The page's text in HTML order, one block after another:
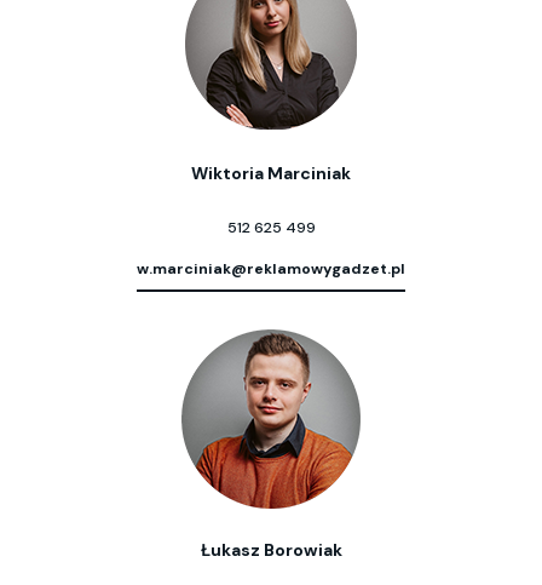
Wiktoria Marciniak
512 625 499
w.marciniak@reklamowygadzet.pl
Łukasz Borowiak